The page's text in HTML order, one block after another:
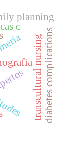
c
transcultural nursing
planning
diabetes complications